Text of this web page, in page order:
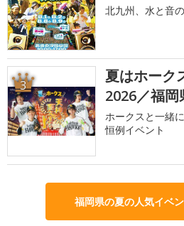
北九州、水と音
3
夏はホーク
2026／福岡
ホークスと一緒
恒例イベント
福岡県の夏の人気イベ